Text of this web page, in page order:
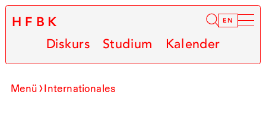
HFBK EN
Diskurs Studium Kalender
Menü Internationales